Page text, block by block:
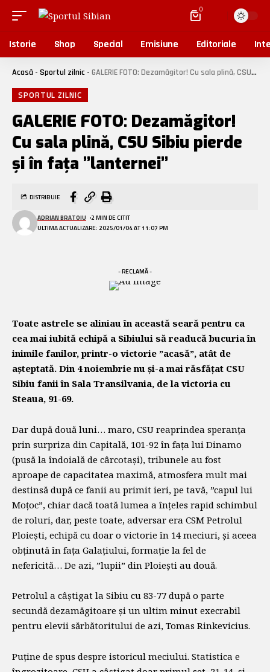
0
Istorie Shop Special Emisiune Editoriale
Acasă - Sportul zilnic - GALERIE FOTO: Dezamăgitor! Cu sala plină, CSU Sibiu pierde și în fața ”lanternei”
SPORTUL ZILNIC
GALERIE FOTO: Dezamăgitor!
Cu sala plină, CSU Sibiu pierde
și în fața ”lanternei”
ULTIMA ACTUALIZARE: 2025/01/04 AT 11:07 PM
ADRIAN BRATOIU 2 MIN DE CITIT
DISTRIBUIE
- RECLAMĂ -
Toate astrele se aliniau în această seară pentru ca
cea mai iubită echipă a Sibiului să readucă bucuria în
inimile fanilor, printr-o victorie ”acasă”, atât de
așteptată. Din 4 noiembrie nu și-a mai răsfățat CSU
Sibiu fanii în Sala Transilvania, de la victoria cu
Steaua, 91-69.
Dar după două luni… maro, CSU reaprindea speranța
prin surpriza din Capitală, 101-92 în fața lui Dinamo
(pusă la îndoială de cârcotași), tribunele au fost
aproape de capacitatea maximă, atmosfera mult mai
destinsă după ce fanii au primit ieri, pe tavă, ”capul lui
Moțoc”, chiar dacă toată lumea a înțeles rapid schimbul
de roluri, dar, peste toate, adversar era CSM Petrolul
Ploiești, echipă cu doar o victorie în 14 meciuri, și aceea
obținută în fața Galațiului, formație la fel de
nefericită… De azi, ”lupii” din Ploiești au două.
Petrolul a câștigat la Sibiu cu 83-77 după o parte
secundă dezamăgitoare și un ultim minut execrabil
pentru elevii sărbătoritului de azi, Tomas Rinkevicius.
Puține de spus despre istoricul meciului. Statistica e